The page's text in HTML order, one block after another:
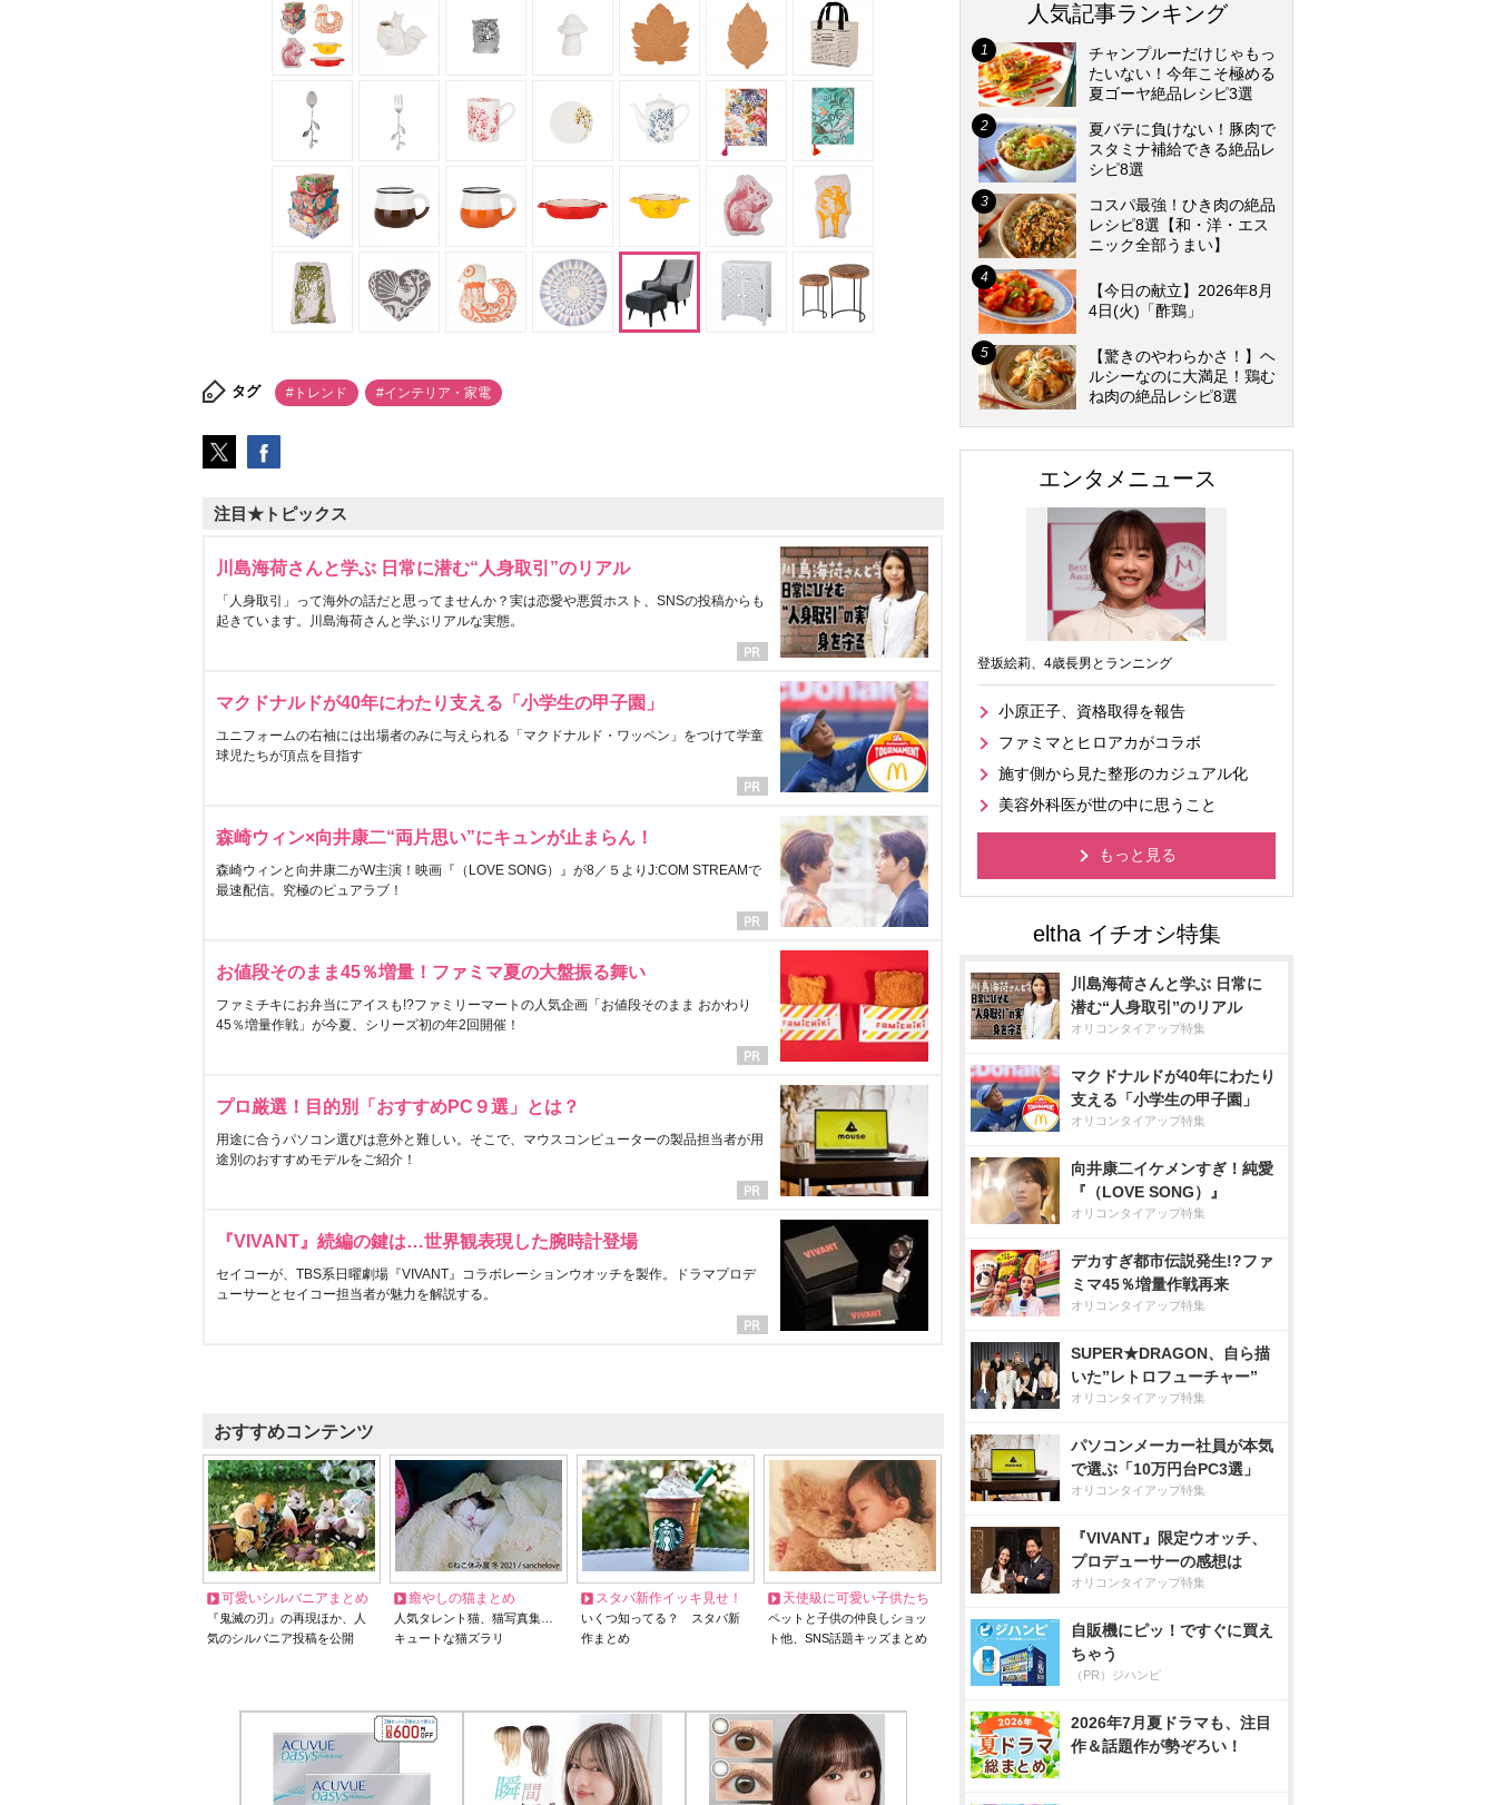
タグ #トレンド #インテリア・家電
注目★トピックス
川島海荷さんと学ぶ 日常に潜む“人身取引”のリアル
「人身取引」って海外の話だと思ってませんか？実は恋愛や悪質ホスト、SNSの投稿からも
起きています。川島海荷さんと学ぶリアルな実態。
マクドナルドが40年にわたり支える「小学生の甲子園」
ユニフォームの右袖には出場者のみに与えられる「マクドナルド・ワッペン」をつけて学童
球児たちが頂点を目指す
森崎ウィン×向井康二“両片思い”にキュンが止まらん！
森崎ウィンと向井康二がW主演！映画『（LOVE SONG）』が8／５よりJ:COM STREAMで
最速配信。究極のピュアラブ！
お値段そのまま45％増量！ファミマ夏の大盤振る舞い
ファミチキにお弁当にアイスも!?ファミリーマートの人気企画「お値段そのまま おかわり
45％増量作戦」が今夏、シリーズ初の年2回開催！
プロ厳選！目的別「おすすめPC９選」とは？
用途に合うパソコン選びは意外と難しい。そこで、マウスコンピューターの製品担当者が用
途別のおすすめモデルをご紹介！
『VIVANT』続編の鍵は…世界観表現した腕時計登場
セイコーが、TBS系日曜劇場『VIVANT』コラボレーションウオッチを製作。ドラマプロデ
ューサーとセイコー担当者が魅力を解説する。
おすすめコンテンツ
可愛いシルバニアまとめ
『鬼滅の刃』の再現ほか、人
気のシルバニア投稿を公開
癒やしの猫まとめ
人気タレント猫、猫写真集…
キュートな猫ズラリ
スタバ新作イッキ見せ！
いくつ知ってる？ スタバ新
作まとめ
天使級に可愛い子供たち
ペットと子供の仲良しショッ
ト他、SNS話題キッズまとめ
人気記事ランキング
チャンプルーだけじゃもっ
たいない！今年こそ極める
夏ゴーヤ絶品レシピ3選
夏バテに負けない！豚肉で
スタミナ補給できる絶品レ
シピ8選
コスパ最強！ひき肉の絶品
レシピ8選【和・洋・エス
ニック全部うまい】
【今日の献立】2026年8月
4日(火)「酢鶏」
【驚きのやわらかさ！】ヘ
ルシーなのに大満足！鶏む
ね肉の絶品レシピ8選
エンタメニュース
登坂絵莉、4歳長男とランニング
小原正子、資格取得を報告
ファミマとヒロアカがコラボ
施す側から見た整形のカジュアル化
美容外科医が世の中に思うこと
もっと見る
川島海荷さんと学ぶ 日常に
潜む“人身取引”のリアル
オリコンタイアップ特集
マクドナルドが40年にわたり
支える「小学生の甲子園」
オリコンタイアップ特集
向井康二イケメンすぎ！純愛
『（LOVE SONG）』
オリコンタイアップ特集
デカすぎ都市伝説発生!?ファ
ミマ45％増量作戦再来
オリコンタイアップ特集
SUPER★DRAGON、自ら描
いた”レトロフューチャー”
オリコンタイアップ特集
パソコンメーカー社員が本気
で選ぶ「10万円台PC3選」
オリコンタイアップ特集
『VIVANT』限定ウオッチ、
プロデューサーの感想は
オリコンタイアップ特集
自販機にピッ！ですぐに買え
ちゃう
（PR）ジハンピ
2026年7月夏ドラマも、注目
作＆話題作が勢ぞろい！